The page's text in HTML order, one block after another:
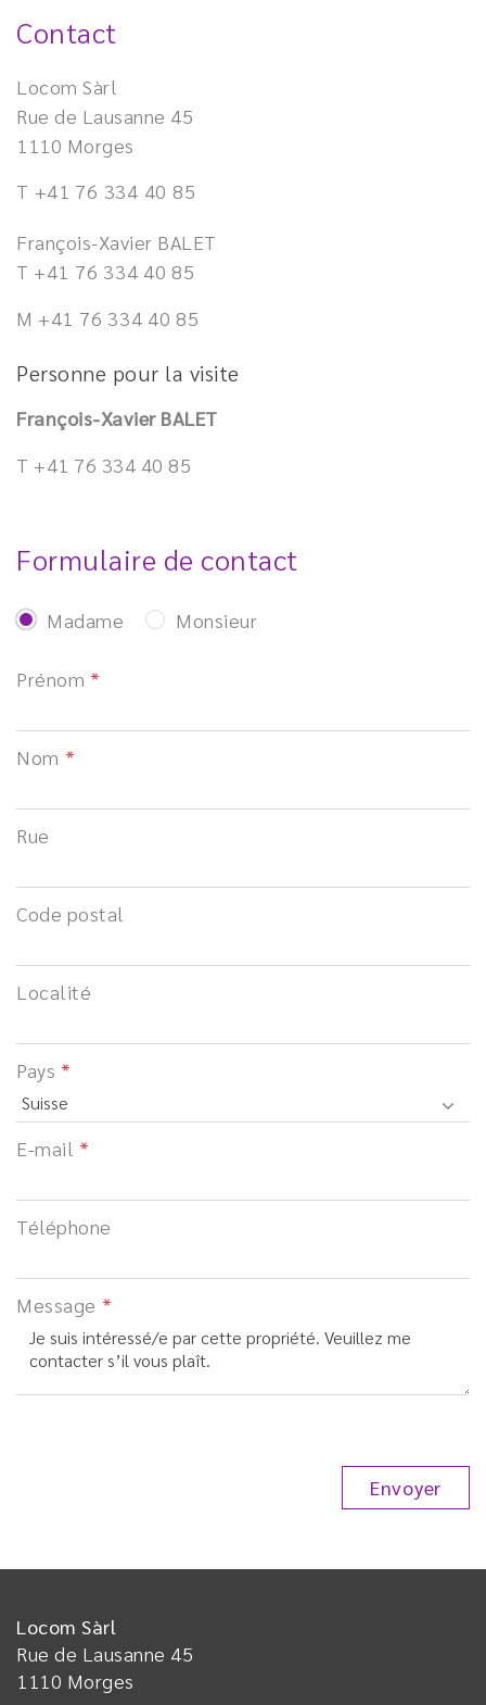
Contact
Locom Sàrl
Rue de Lausanne 45
1110 Morges
T +41 76 334 40 85
François-Xavier BALET
T +41 76 334 40 85
M +41 76 334 40 85
Personne pour la visite
François-Xavier BALET
T +41 76 334 40 85
Formulaire de contact
Madame Monsieur
Prénom
Nom
Rue
Code postal
Localité
Pays
E-mail
Téléphone
Message
Locom Sàrl
Rue de Lausanne 45
1110 Morges